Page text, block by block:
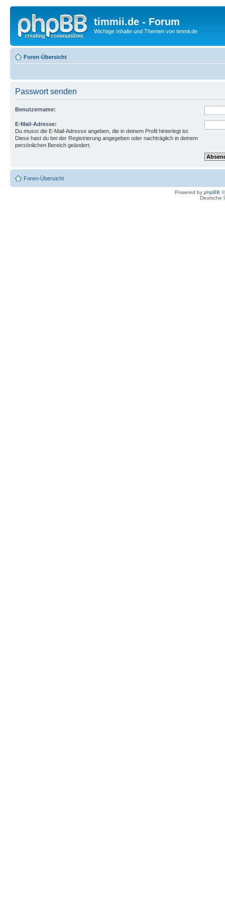
timmii.de - Forum
Wichtige Inhalte und Themen von timmii.de
Foren-Übersicht
Passwort senden
Benutzername:
E-Mail-Adresse:
Du musst die E-Mail-Adresse angeben, die in deinem Profil hinterlegt ist.
Diese hast du bei der Registrierung angegeben oder nachträglich in deinem
persönlichen Bereich geändert.
Foren-Übersicht
Powered by phpBB
Deutsche